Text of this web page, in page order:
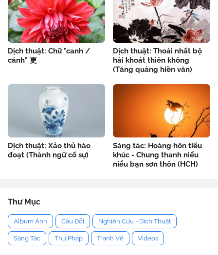
Dịch thuật: Chữ "canh /
cánh" 更
Dịch thuật: Thoái nhất bộ
hải khoát thiên không
(Tăng quảng hiền văn)
Dịch thuật: Xảo thủ hào
đoạt (Thành ngữ cố sự)
Sáng tác: Hoàng hôn tiểu
khúc - Chung thanh niểu
niểu bạn sơn thôn (HCH)
Thư Mục
Album Ảnh Câu Đối Nghiên Cứu - Dịch Thuật
Sáng Tác Thư Pháp Tranh Vẽ Videos